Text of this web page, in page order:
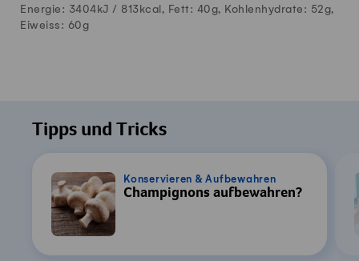
Energie: 3404kJ / 813 kcal, Fett: 40g, Kohlenhydrate: 52g,
Eiweiss: 60g
Tipps und Tricks
Konservieren & Aufbewahren
Champignons aufbewahren?